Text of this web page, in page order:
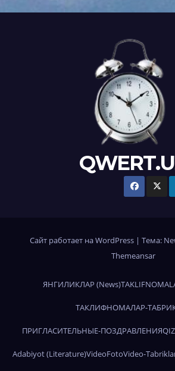
Сайт работает на WordPress | Тема:
Themeansar
ЯНГИЛИКЛАР (News)
ТАКЛИФНОМАЛАР-
ПРИГЛАСИТЕЛЬНЫЕ-ПОЗДРАВЛЕНИЯ
Adabiyot (Literature)VideoFotoVideo-